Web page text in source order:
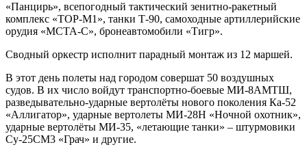
«Панцирь», всепогодный тактический зенитно-ракетный
комплекс «ТОР-М1», танки Т-90, самоходные артиллерийские
орудия «МСТА-С», бронеавтомобили «Тигр».
Сводный оркестр исполнит парадный монтаж из 12 маршей.
В этот день полеты над городом совершат 50 воздушных
судов. В их число войдут транспортно-боевые МИ-8АМТШ,
разведывательно-ударные вертолёты нового поколения Ка-52
«Аллигатор», ударные вертолеты МИ-28Н «Ночной охотник»,
ударные вертолёты МИ-35, «летающие танки» – штурмовики
Су-25СМ3 «Грач» и другие.